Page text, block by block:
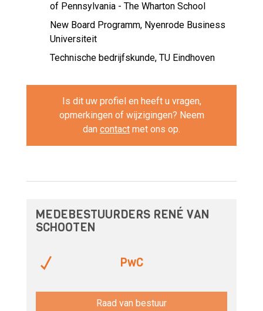
of Pennsylvania - The Wharton School
New Board Programm, Nyenrode Business
Universiteit
Technische bedrijfskunde, TU Eindhoven
Is dit uw profiel en heeft u vragen,
opmerkingen of wijzigingen? Neem
dan contact met ons op.
MEDEBESTUURDERS RENÉ VAN
SCHOOTEN
PwC
Raad van bestuur